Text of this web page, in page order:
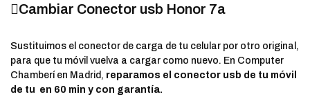
Cambiar Conector usb Honor 7a
Sustituimos el conector de carga de tu celular por otro original,
para que tu móvil vuelva a cargar como nuevo. En Computer
Chamberí en Madrid, reparamos el conector usb de tu móvil
de tu en 60 min y con garantía.